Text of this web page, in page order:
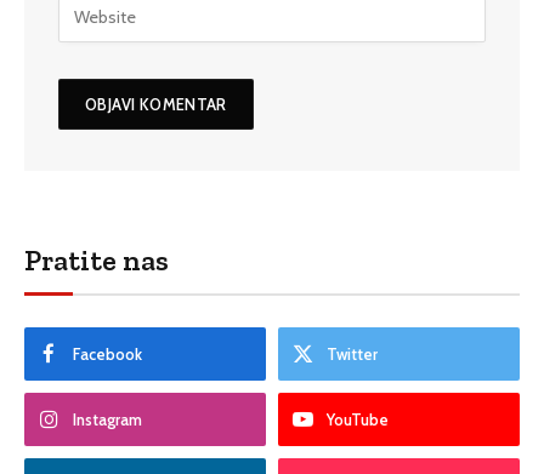
Pratite nas
Facebook Twitter
Instagram YouTube